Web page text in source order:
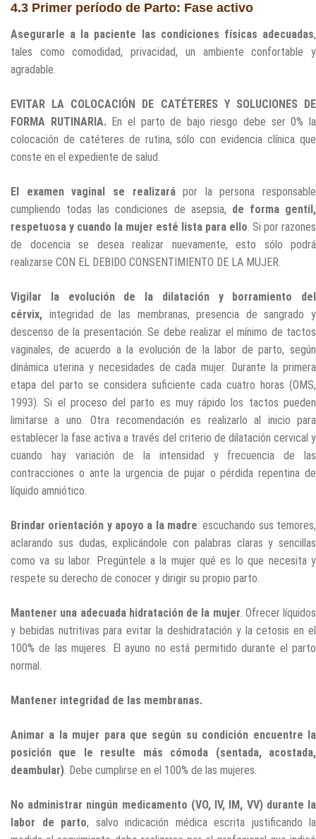
4.3 Primer período de Parto: Fase activo
Asegurarle a la paciente las condiciones físicas adecuadas,
tales como comodidad, privacidad, un ambiente confortable y
agradable.
EVITAR LA COLOCACIÓN DE CATÉTERES Y SOLUCIONES DE
FORMA RUTINARIA.En el parto de bajo riesgo debe ser 0% la
colocación de catéteres de rutina, sólo con evidencia clínica que
conste en el expediente de salud.
El examen vaginal se realizarápor la persona responsable
cumpliendo todas las condiciones de asepsia, de forma gentil,
respetuosa y cuando la mujer esté lista para ello. Si por razones
de docencia se desea realizar nuevamente, esto sólo podrá
realizarse CON EL DEBIDO CONSENTIMIENTO DE LA MUJER.
Vigilar la evolución de la dilatación y borramiento del
cérvix, integridad de las membranas, presencia de sangrado y
descenso de la presentación. Se debe realizar el mínimo de tactos
vaginales, de acuerdo a la evolución de la labor de parto, según
dinámica uterina y necesidades de cada mujer. Durante la primera
etapa del parto se considera suficiente cada cuatro horas (OMS,
1993). Si el proceso del parto es muy rápido los tactos pueden
limitarse a uno. Otra recomendación es realizarlo al inicio para
establecer la fase activa a través del criterio de dilatación cervical y
cuando hay variación de la intensidad y frecuencia de las
contracciones o ante la urgencia de pujar o pérdida repentina de
líquido amniótico.
Brindar orientación y apoyo a la madre: escuchando sus temores,
aclarando sus dudas, explicándole con palabras claras y sencillas
como va su labor. Pregúntele a la mujer qué es lo que necesita y
respete su derecho de conocer y dirigir su propio parto.
Mantener una adecuada hidratación de la mujer. Ofrecer líquidos
y bebidas nutritivas para evitar la deshidratación y la cetosis en el
100% de las mujeres. El ayuno no está permitido durante el parto
normal.
Mantener integridad de las membranas.
Animar a la mujer para que según su condición encuentre la
posición que le resulte más cómoda (sentada, acostada,
deambular). Debe cumplirse en el 100% de las mujeres.
No administrar ningún medicamento (VO, IV, IM, VV) durante la
labor de parto, salvo indicación médica escrita justificando la